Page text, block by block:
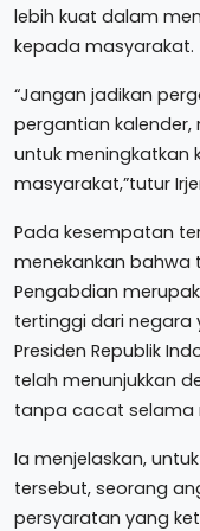
lebih kuat dalam
kepada masyarakat.
“Jangan jadikan
pergantian
untuk meningkatkan
masyarakat,”tutur
Pada kesempatan
menekankan
Pengabdian
tertinggi dari negara
Presiden Republik
telah menunjukkan
tanpa cacat selama
Ia menjelaskan,
tersebut, seorang
persyaratan yang